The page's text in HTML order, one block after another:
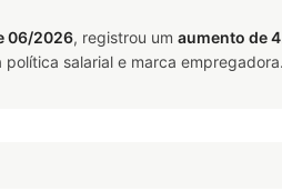
06/2026, registrou um aumento de
salarial e marca empregadora.